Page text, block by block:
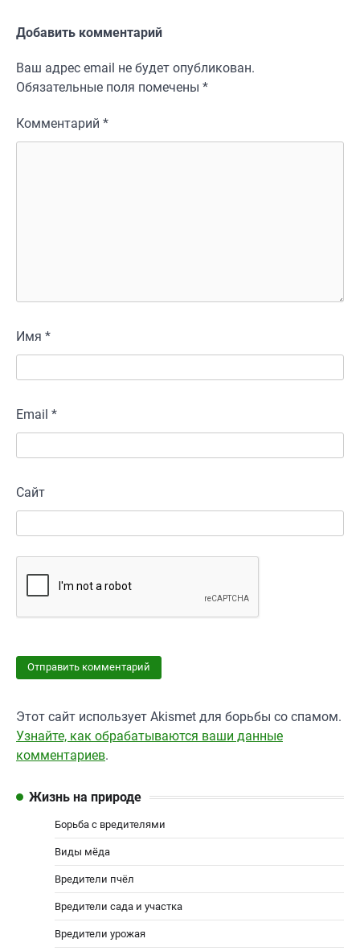
Добавить комментарий
Ваш адрес email не будет опубликован.
Обязательные поля помечены *
Комментарий *
Имя *
Email *
Сайт
Этот сайт использует Akismet для борьбы со спамом.
Узнайте, как обрабатываются ваши данные
комментариев.
Жизнь на природе
Борьба с вредителями
Виды мёда
Вредители пчёл
Вредители сада и участка
Вредители урожая